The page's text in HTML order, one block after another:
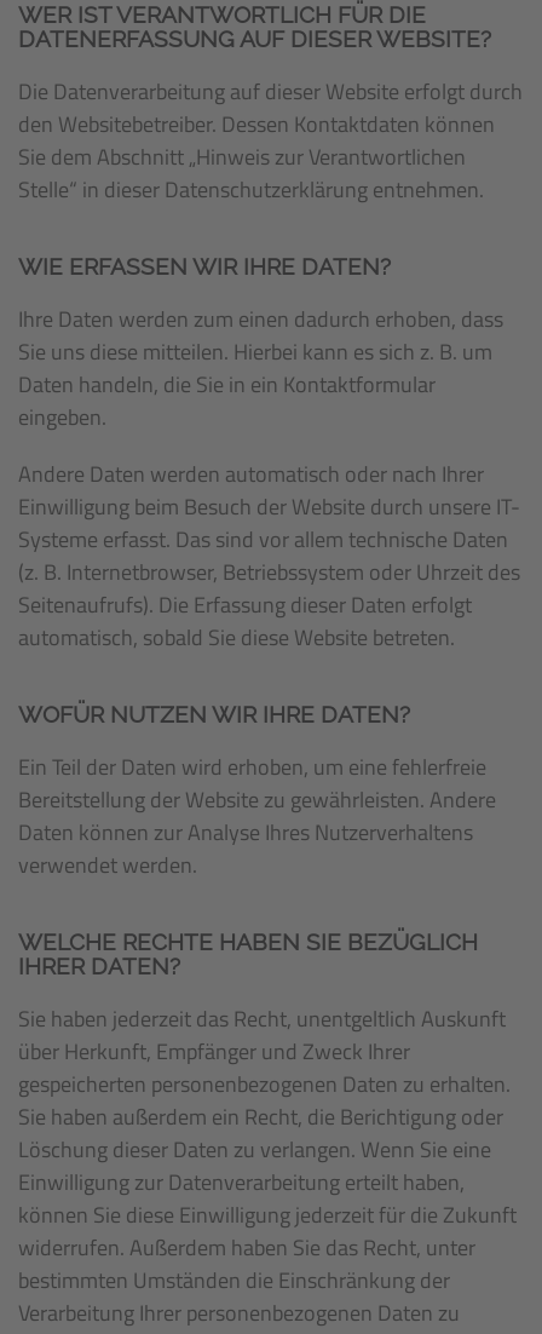
WER IST VERANTWORTLICH FÜR DIE
DATENERFASSUNG AUF DIESER WEBSITE?
Die Datenverarbeitung auf dieser Website erfolgt durch
den Websitebetreiber. Dessen Kontaktdaten können
Sie dem Abschnitt „Hinweis zur Verantwortlichen
Stelle“ in dieser Datenschutzerklärung entnehmen.
WIE ERFASSEN WIR IHRE DATEN?
Ihre Daten werden zum einen dadurch erhoben, dass
Sie uns diese mitteilen. Hierbei kann es sich z. B. um
Daten handeln, die Sie in ein Kontaktformular
eingeben.
Andere Daten werden automatisch oder nach Ihrer
Einwilligung beim Besuch der Website durch unsere IT-
Systeme erfasst. Das sind vor allem technische Daten
(z. B. Internetbrowser, Betriebssystem oder Uhrzeit des
Seitenaufrufs). Die Erfassung dieser Daten erfolgt
automatisch, sobald Sie diese Website betreten.
WOFÜR NUTZEN WIR IHRE DATEN?
Ein Teil der Daten wird erhoben, um eine fehlerfreie
Bereitstellung der Website zu gewährleisten. Andere
Daten können zur Analyse Ihres Nutzerverhaltens
verwendet werden.
WELCHE RECHTE HABEN SIE BEZÜGLICH
IHRER DATEN?
Sie haben jederzeit das Recht, unentgeltlich Auskunft
über Herkunft, Empfänger und Zweck Ihrer
gespeicherten personenbezogenen Daten zu erhalten.
Sie haben außerdem ein Recht, die Berichtigung oder
Löschung dieser Daten zu verlangen. Wenn Sie eine
Einwilligung zur Datenverarbeitung erteilt haben,
können Sie diese Einwilligung jederzeit für die Zukunft
widerrufen. Außerdem haben Sie das Recht, unter
bestimmten Umständen die Einschränkung der
Verarbeitung Ihrer personenbezogenen Daten zu